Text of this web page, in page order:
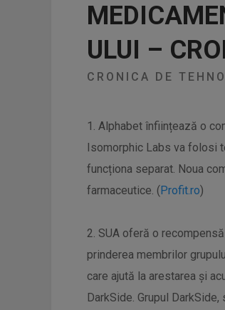
ULUI –
CRONICA DE
1. Alphabet înființează o
Isomorphic Labs va folosi
funcționa separat. Noua
farmaceutice. (Profit.ro)
2. SUA oferă o
prinderea membrilor
care ajută la arestarea și
DarkSide. Grupul